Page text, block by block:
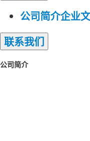
公司简介企业
联系我们
公司简介